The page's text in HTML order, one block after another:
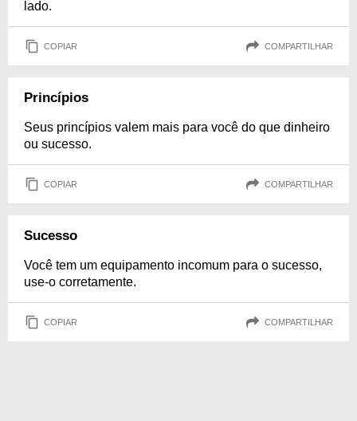
lado.
COPIAR COMPARTILHAR
Princípios
Seus princípios valem mais para você do que dinheiro
ou sucesso.
COPIAR COMPARTILHAR
Sucesso
Você tem um equipamento incomum para o sucesso,
use-o corretamente.
COPIAR COMPARTILHAR